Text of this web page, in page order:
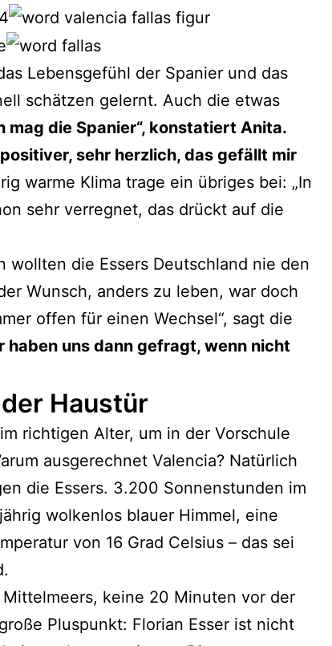
Lebensgefühl der Spanier und das
schätzen gelernt. Auch die etwas
mag die Spanier“, konstatiert Anita.
sehr herzlich, das gefällt mir
warme Klima trage ein übriges bei: „In
sehr verregnet, das drückt auf die
wollten die Essers Deutschland nie den
Wunsch, anders zu leben, war doch
offen für einen Wechsel“, sagt die
haben uns dann gefragt, wenn nicht
Haustür
richtigen Alter, um in der Vorschule
ausgerechnet Valencia? Natürlich
die Essers. 3.200 Sonnenstunden im
wolkenlos blauer Himmel, eine
von 16 Grad Celsius – das sei
keine 20 Minuten vor der
Pluspunkt: Florian Esser ist nicht